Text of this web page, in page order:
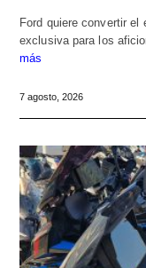
Ford quiere convertir el
exclusiva para los
más
7 agosto, 2026